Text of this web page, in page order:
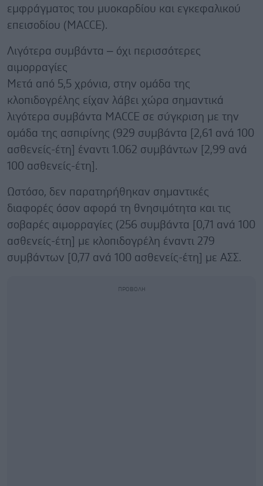
εμφράγματος του μυοκαρδίου και εγκεφαλικού
επεισοδίου (MACCE).
Λιγότερα συμβάντα – όχι περισσότερες
αιμορραγίες
Μετά από 5,5 χρόνια, στην ομάδα της
κλοπιδογρέλης είχαν λάβει χώρα σημαντικά
λιγότερα συμβάντα MACCE σε σύγκριση με την
ομάδα της ασπιρίνης (929 συμβάντα [2,61 ανά 100
ασθενείς-έτη] έναντι 1.062 συμβάντων [2,99 ανά
100 ασθενείς-έτη].
Ωστόσο, δεν παρατηρήθηκαν σημαντικές
διαφορές όσον αφορά τη θνησιμότητα και τις
σοβαρές αιμορραγίες (256 συμβάντα [0,71 ανά 100
ασθενείς-έτη] με κλοπιδογρέλη έναντι 279
συμβάντων [0,77 ανά 100 ασθενείς-έτη] με ΑΣΣ.